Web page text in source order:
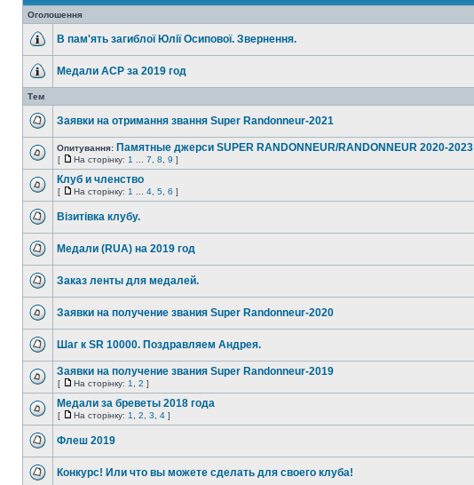
Оголошення
В пам'ять загиблої Юлії Осипової. Звернення.
Медали ACP за 2019 год
Тем
Заявки на отримання звання Super Randonneur-2021
Опитування: Памятные джерси SUPER RANDONNEUR/RANDONNEUR 2020-2023
[ На сторінку: 1 7 8 9 ]
Клуб и членство
[ На сторінку: 1 4 5 6 ]
Візитівка клубу.
Медали (RUA) на 2019 год
Заказ ленты для медалей.
Заявки на получение звания Super Randonneur-2020
Шаг к SR 10000. Поздравляем Андрея.
Заявки на получение звания Super Randonneur-2019
[ На сторінку: 1 2 ]
Медали за бреветы 2018 года
[ На сторінку: 1 2 3 4 ]
Флеш 2019
Конкурс! Или что вы можете сделать для своего клуба!